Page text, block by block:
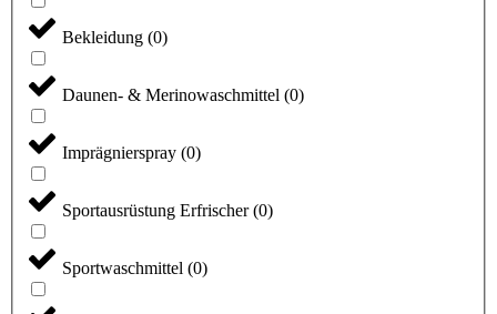
Bekleidung (0)
Daunen- & Merinowaschmittel (0)
Imprägnierspray (0)
Sportausrüstung Erfrischer (0)
Sportwaschmittel (0)